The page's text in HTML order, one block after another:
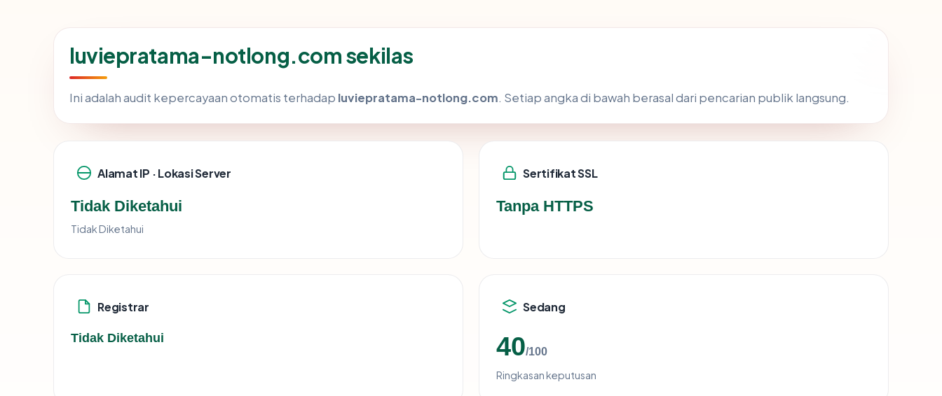
luviepratama-notlong.com sekilas
Ini adalah audit kepercayaan otomatis terhadap luviepratama-notlong.com. Setiap angka di bawah berasal dari pencarian publik langsung.
Alamat IP · Lokasi Server
Tidak Diketahui
Tidak Diketahui
Sertifikat SSL
Tanpa HTTPS
Registrar
Tidak Diketahui
Sedang
40/100
Ringkasan keputusan